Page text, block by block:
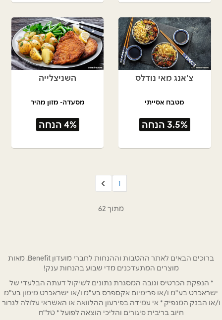
צ'אנג מאי נודלס
מטבח אסייתי
3.5% הנחה
השניצלייה
מסעדה- מזון מהיר
4% הנחה
1
מתוך 62
ברוכים הבאים לאתר ההטבות וההנחות לחברי מועדון Benefit. מאות
מוצרים המתעדכנים מדי שבוע בהנחות ענק!
* הנפקת הכרטיס וגובה המסגרת נתונים לשיקול דעתה הבלעדי של
ישראכרט בע"מ ו/או פרימיום אקספרס בע"מ ו/או ישראכרט מימון בע"מ
ו/או הבנק המנפיק * אי עמידה בפירעון ההלוואה או האשראי עלולה לגרור
חיוב בריבית פיגורים והליכי הוצאה לפועל * טל"ח